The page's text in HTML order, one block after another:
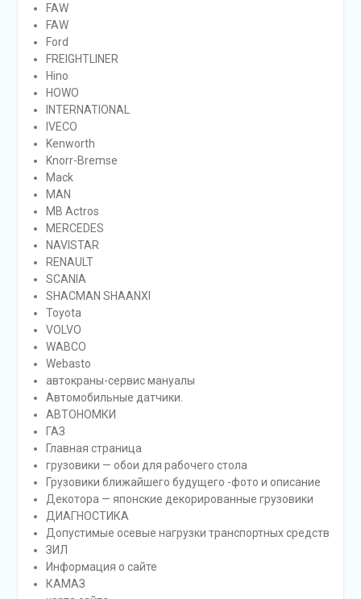
FAW
FAW
Ford
FREIGHTLINER
Hino
HOWO
INTERNATIONAL
IVECO
Kenworth
Knorr-Bremse
Mack
MAN
MB Actros
MERCEDES
NAVISTAR
RENAULT
SCANIA
SHACMAN SHAANXI
Toyota
VOLVO
WABCO
Webasto
автокраны-сервис мануалы
Автомобильные датчики.
АВТОНОМКИ
ГАЗ
Главная страница
грузовики — обои для рабочего стола
Грузовики ближайшего будущего -фото и описание
Декотора — японские декорированные грузовики
ДИАГНОСТИКА
Допустимые осевые нагрузки транспортных средств
ЗИЛ
Информация о сайте
КАМАЗ